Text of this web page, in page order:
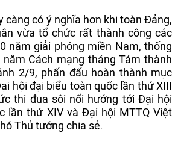
càng có ý nghĩa hơn khi toàn Đảng,
vừa tổ chức rất thành công các
năm giải phóng miền Nam, thống
Cách mạng tháng Tám thành
2/9, phấn đấu hoàn thành mục
hội đại biểu toàn quốc lần thứ XIII
thi đua sôi nổi hướng tới Đại hội
lần thứ XIV và Đại hội MTTQ Việt
Thủ tướng chia sẻ.